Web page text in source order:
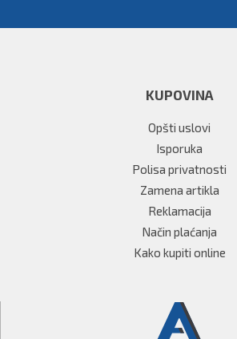
KUPOVINA
Opšti uslovi
Isporuka
Polisa privatnosti
Zamena artikla
Reklamacija
Način plaćanja
Kako kupiti online